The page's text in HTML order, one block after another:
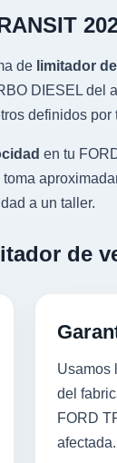
de limitador
DIESEL del
definidos por
en tu
a un taller.
de
Usamos
del
FORD
afectada.